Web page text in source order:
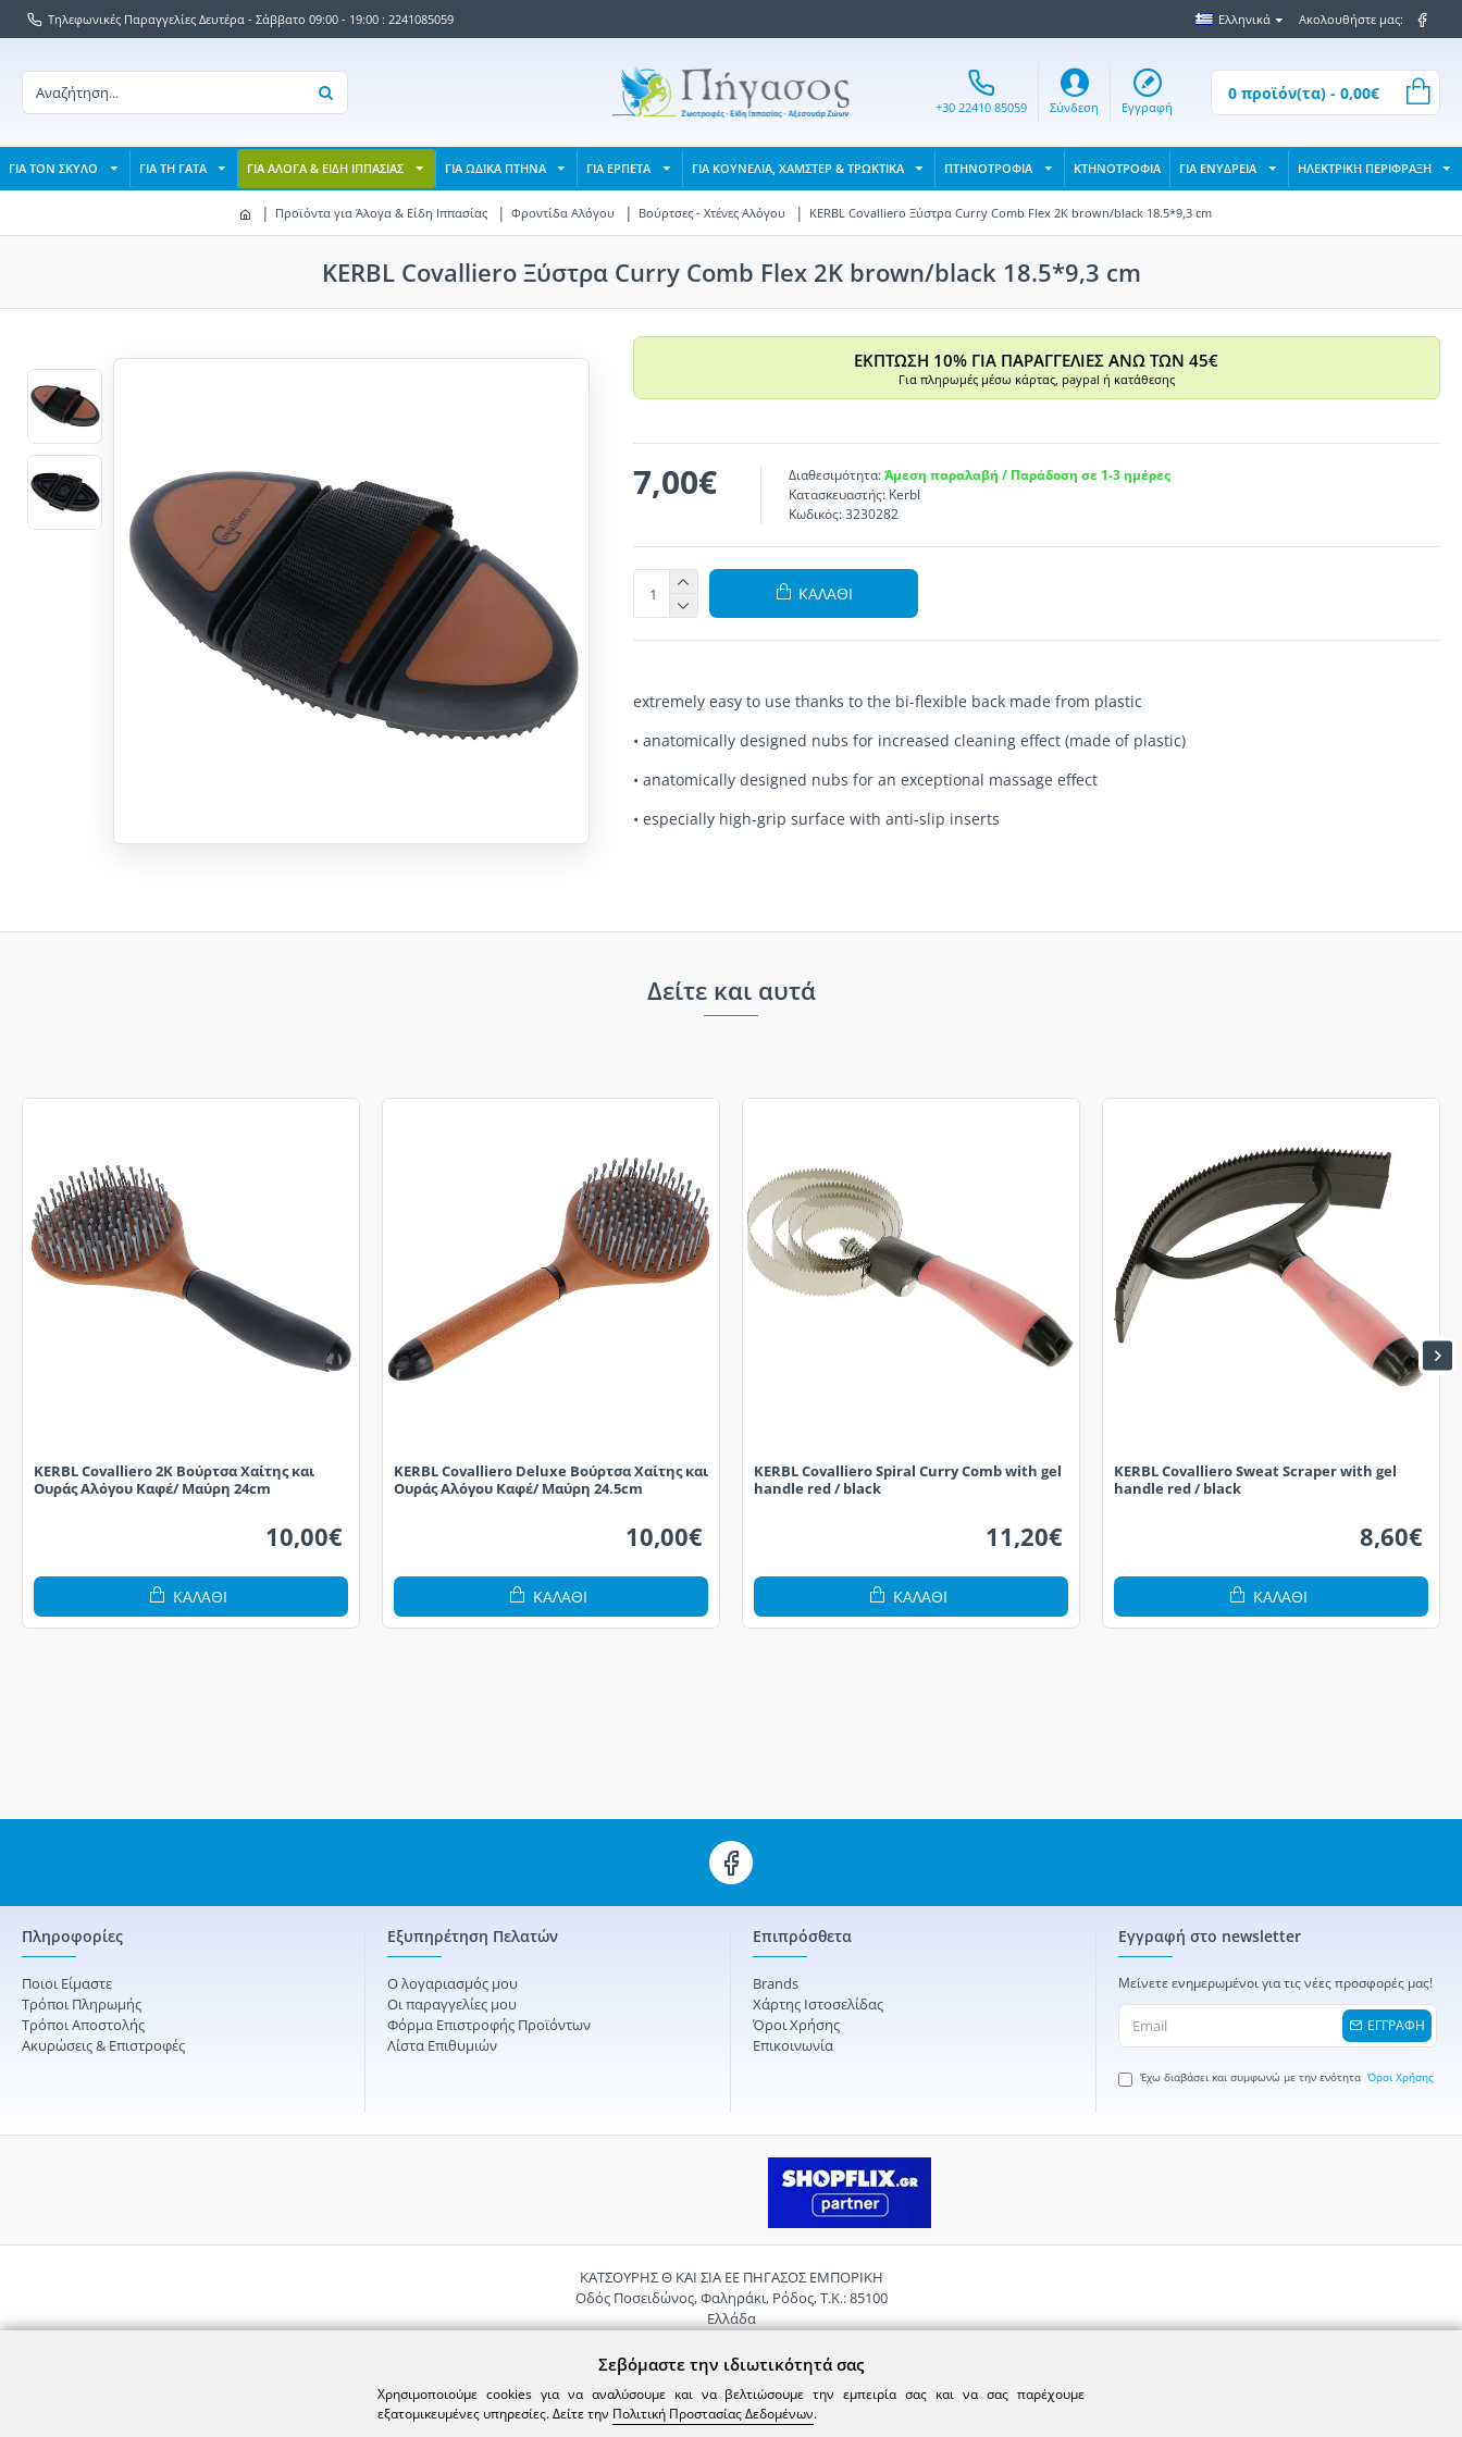
Τηλεφωνικές Παραγγελίες Δευτέρα - Σάββατο 09:00 - 19:00 : 2241085059 Ελληνικά Ακολουθήστε μας:
+30 22410 85059 Σύνδεση Εγγραφή
0 προϊόν(τα) - 0,00€
ΓΙΑ ΤΟΝ ΣΚΥΛΟ ΓΙΑ ΤΗ ΓΑΤΑ ΓΙΑ ΑΛΟΓΑ & ΕΙΔΗ ΙΠΠΑΣΙΑΣ ΓΙΑ ΩΔΙΚΑ ΠΤΗΝΑ ΓΙΑ ΕΡΠΕΤΑ ΓΙΑ ΚΟΥΝΕΛΙΑ, ΧΑΜΣΤΕΡ & ΤΡΩΚΤΙΚΑ ΠΤΗΝΟΤΡΟΦΙΑ ΚΤΗΝΟΤΡΟΦΙΑ ΓΙΑ ΕΝΥΔΡΕΙΑ ΗΛΕΚΤΡΙΚΗ ΠΕΡΙΦΡΑΞΗ
Προϊόντα για Άλογα & Είδη Ιππασίας Φροντίδα Αλόγου Βούρτσες - Χτένες Αλόγου KERBL Covalliero Ξύστρα Curry Comb Flex 2K brown/black 18.5*9,3 cm
KERBL Covalliero Ξύστρα Curry Comb Flex 2K brown/black 18.5*9,3 cm
ΕΚΠΤΩΣΗ 10% ΓΙΑ ΠΑΡΑΓΓΕΛΙΕΣ ΑΝΩ ΤΩΝ 45€
Για πληρωμές μέσω κάρτας, paypal ή κατάθεσης
7,00€ Διαθεσιμότητα: Άμεση παραλαβή / Παράδοση σε 1-3 ημέρες
Κατασκευαστής: Kerbl
Κωδικός: 3230282
ΚΑΛΆΘΙ
extremely easy to use thanks to the bi-flexible back made from plastic
• anatomically designed nubs for increased cleaning effect (made of plastic)
• anatomically designed nubs for an exceptional massage effect
• especially high-grip surface with anti-slip inserts
Δείτε και αυτά
KERBL Covalliero 2K Βούρτσα Χαίτης και
Ουράς Αλόγου Καφέ/ Μαύρη 24cm
10,00€
ΚΑΛΆΘΙ
KERBL Covalliero Deluxe Βούρτσα Χαίτης και
Ουράς Αλόγου Καφέ/ Μαύρη 24.5cm
10,00€
ΚΑΛΆΘΙ
KERBL Covalliero Spiral Curry Comb with gel
handle red / black
11,20€
ΚΑΛΆΘΙ
KERBL Covalliero Sweat Scraper with gel
handle red / black
8,60€
ΚΑΛΆΘΙ
Πληροφορίες
Ποιοι Είμαστε
Τρόποι Πληρωμής
Τρόποι Αποστολής
Ακυρώσεις & Επιστροφές
Εξυπηρέτηση Πελατών
Ο λογαριασμός μου
Οι παραγγελίες μου
Φόρμα Επιστροφής Προϊόντων
Λίστα Επιθυμιών
Επιπρόσθετα
Brands
Χάρτης Ιστοσελίδας
Όροι Χρήσης
Επικοινωνία
Εγγραφή στο newsletter
Μείνετε ενημερωμένοι για τις νέες προσφορές μας!
ΕΓΓΡΑΦΗ
Έχω διαβάσει και συμφωνώ με την ενότητα Όροι Χρήσης
ΚΑΤΣΟΥΡΗΣ Θ ΚΑΙ ΣΙΑ ΕΕ ΠΗΓΑΣΟΣ ΕΜΠΟΡΙΚΗ
Οδός Ποσειδώνος, Φαληράκι, Ρόδος, Τ.Κ.: 85100
Ελλάδα
Email:pigasosemporiki@gmail.com
Σεβόμαστε την ιδιωτικότητά σας
Χρησιμοποιούμε cookies για να αναλύσουμε και να βελτιώσουμε την εμπειρία σας και να σας παρέχουμε
εξατομικευμένες υπηρεσίες. Δείτε την Πολιτική Προστασίας Δεδομένων.